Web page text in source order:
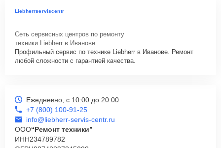
Liebherrserviscentr
Сеть сервисных центров по ремонту
техники Liebherr в Иванове.
Профильный сервис по технике Liebherr в Иванове. Ремонт
любой сложности с гарантией качества.
Ежедневно, с 10:00 до 20:00
+7 (800) 100-91-25
info@liebherr-servis-centr.ru
ООО“Ремонт техники”
ИНН234789782